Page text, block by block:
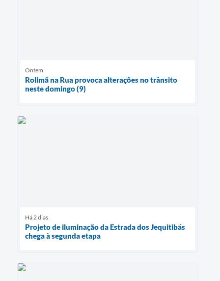
Ontem
Rolimã na Rua provoca alterações no trânsito
neste domingo (9)
Há 2 dias
Projeto de iluminação da Estrada dos Jequitibás
chega à segunda etapa